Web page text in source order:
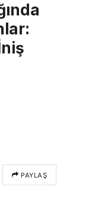
PAYLAŞ